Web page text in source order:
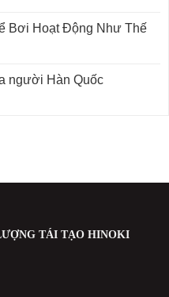
Bơi Hoạt Động Như Thế
người Hàn Quốc
TÁI TẠO HINOKI